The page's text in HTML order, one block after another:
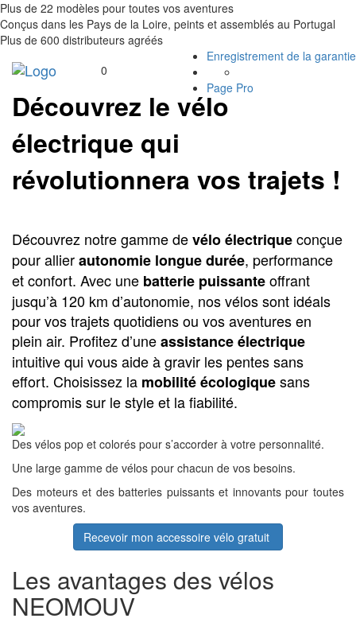
Plus de 22 modèles pour toutes vos aventures
Conçus dans les Pays de la Loire, peints et assemblés au Portugal
Plus de 600 distributeurs agréés
Enregistrement de la garantie
Page Pro
navigation
0
Découvrez le vélo
électrique qui
révolutionnera vos trajets !
Découvrez notre gamme devélo électriqueconçue
pour allierautonomie longue durée, performance
et confort. Avec une batterie puissanteoffrant
jusqu’à 120 km d’autonomie, nos vélos sont idéals
pour vos trajets quotidiens ou vos aventures en
plein air. Profitez d’uneassistance électrique
intuitive qui vous aide à gravir les pentes sans
effort. Choisissez la mobilité écologiquesans
compromis sur le style et la fiabilité.
Des vélos pop et colorés pour s’accorder à votre personnalité.
Une large gamme de vélos pour chacun de vos besoins.
Des moteurs et des batteries puissants et innovantspour toutes
vos aventures.
Recevoir mon accessoire vélo gratuit
Les avantages des vélos
NEOMOUV